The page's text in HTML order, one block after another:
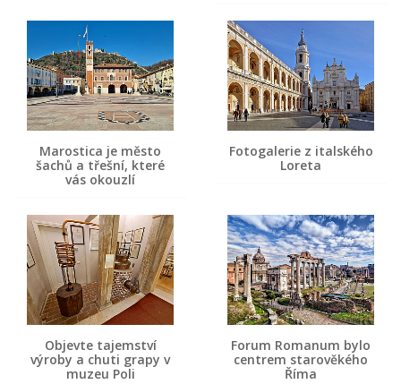
Marostica je město
šachů a třešní, které
vás okouzlí
Fotogalerie z italského
Loreta
Objevte tajemství
výroby a chuti grapy v
muzeu Poli
Forum Romanum bylo
centrem starověkého
Říma